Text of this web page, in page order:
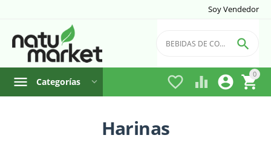
Soy Vendedor
0


 

Categorías
Harinas